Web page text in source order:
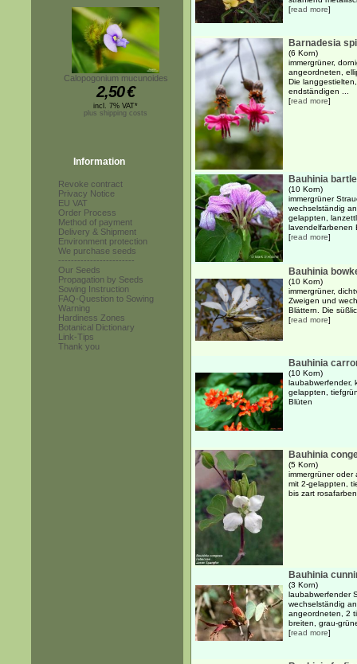
Calopogonium mucunoides
2,50€
incl. 7% VAT*
plus shipping costs
Information
Revoke contract
Privacy Notice
EU VAT
Order Process
Method of payment
Delivery & Shipment
Environment protection
We purchase seeds
------------------------
Our Seeds
Propagation by Seeds
Sowing Instruction
FAQ-Question to Sowing
Warning
Hardiness Zones
Botanical Dictionary
Link-Tips
Thank you
[read more]
Barnadesia
(6 Korn)
immergrüner,
angeordneten,
Die
endständigen ...
[read more]
Bauhinia
(10 Korn)
immergrüner
wechselständig
gelappten,
lavendelfarbenen
[read more]
Bauhinia
(10 Korn)
immergrüner,
Zweigen und
Blättern. Die
[read more]
Bauhinia
(10 Korn)
laubabwerfender,
gelappten,
Blüten
Bauhinia
(5 Korn)
immergrüner oder
mit 2-gelappten,
bis zart
Bauhinia
(3 Korn)
laubabwerfender
wechselständig
angeordneten, 2
breiten, grau-
[read more]